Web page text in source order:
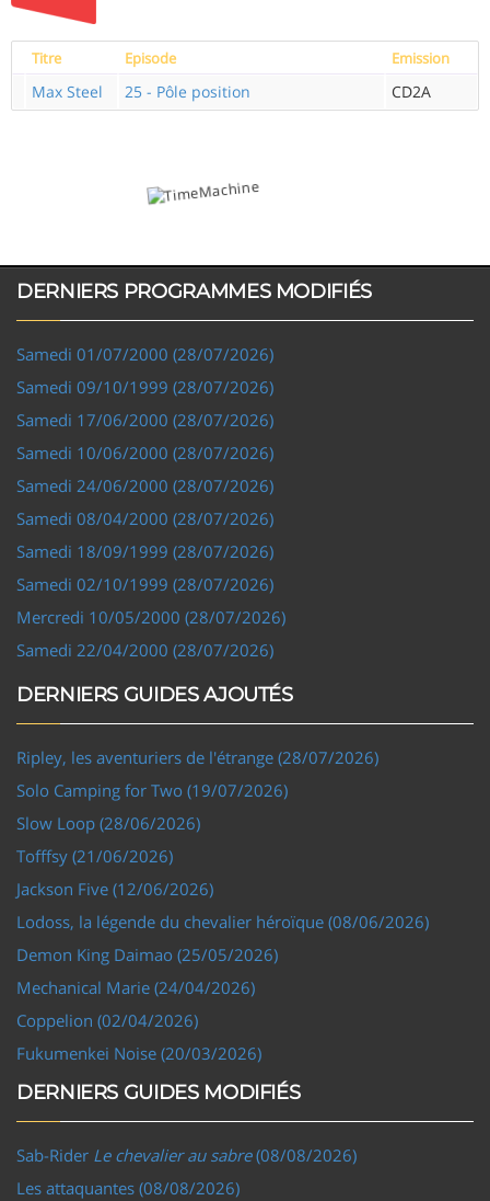
Titre Episode Emission
Max Steel 25 - Pôle position CD2A
DERNIERS PROGRAMMES MODIFIÉS
Samedi 01/07/2000 (28/07/2026)
Samedi 09/10/1999 (28/07/2026)
Samedi 17/06/2000 (28/07/2026)
Samedi 10/06/2000 (28/07/2026)
Samedi 24/06/2000 (28/07/2026)
Samedi 08/04/2000 (28/07/2026)
Samedi 18/09/1999 (28/07/2026)
Samedi 02/10/1999 (28/07/2026)
Mercredi 10/05/2000 (28/07/2026)
Samedi 22/04/2000 (28/07/2026)
DERNIERS GUIDES AJOUTÉS
Ripley, les aventuriers de l'étrange (28/07/2026)
Solo Camping for Two (19/07/2026)
Slow Loop (28/06/2026)
Tofffsy (21/06/2026)
Jackson Five (12/06/2026)
Lodoss, la légende du chevalier héroïque (08/06/2026)
Demon King Daimao (25/05/2026)
Mechanical Marie (24/04/2026)
Coppelion (02/04/2026)
Fukumenkei Noise (20/03/2026)
DERNIERS GUIDES MODIFIÉS
Sab-Rider Le chevalier au sabre(08/08/2026)
Les attaquantes (08/08/2026)